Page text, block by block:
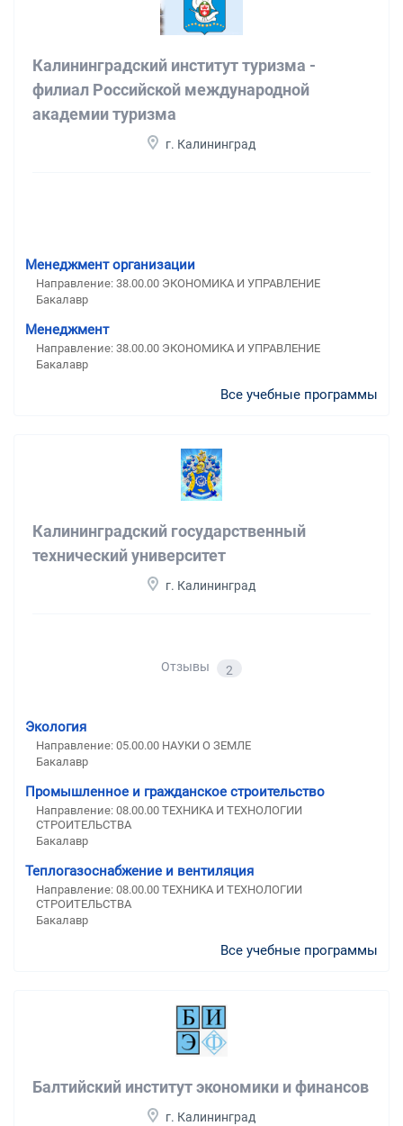
Калининградский институт туризма -
филиал Российской международной
академии туризма
г. Калининград
Менеджмент организации
Направление: 38.00.00 ЭКОНОМИКА И УПРАВЛЕНИЕ
Бакалавр
Менеджмент
Направление: 38.00.00 ЭКОНОМИКА И УПРАВЛЕНИЕ
Бакалавр
Все учебные программы
Калининградский государственный
технический университет
г. Калининград
Отзывы 2
Экология
Направление: 05.00.00 НАУКИ О ЗЕМЛЕ
Бакалавр
Промышленное и гражданское строительство
Направление: 08.00.00 ТЕХНИКА И ТЕХНОЛОГИИ
СТРОИТЕЛЬСТВА
Бакалавр
Теплогазоснабжение и вентиляция
Направление: 08.00.00 ТЕХНИКА И ТЕХНОЛОГИИ
СТРОИТЕЛЬСТВА
Бакалавр
Все учебные программы
Балтийский институт экономики и финансов
г. Калининград